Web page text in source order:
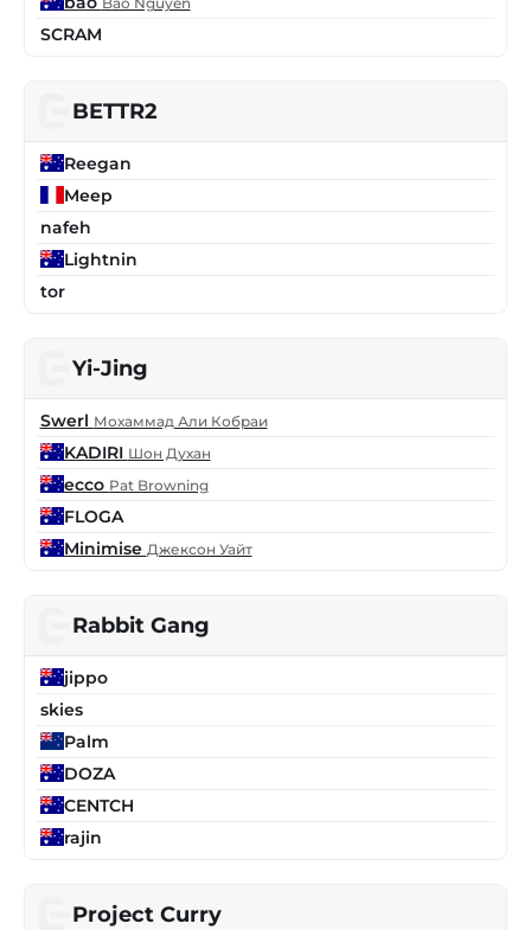
SCRAM
BETTR2
Reegan
Meep
nafeh
Lightnin
tor
Yi-Jing
Swerl Мохаммад Али Кобраи
KADIRI Шон Духан
ecco Pat Browning
FLOGA
Minimise Джексон Уайт
Rabbit Gang
jippo
skies
Palm
DOZA
CENTCH
rajin
Project Curry